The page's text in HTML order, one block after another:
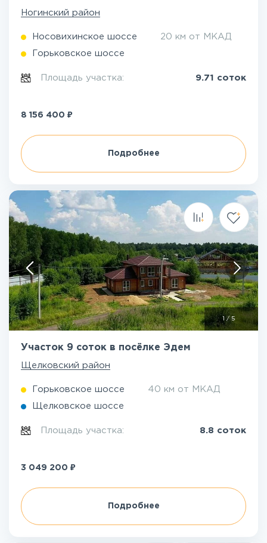
Ногинский район
Носовихинское шоссе 20 км от МКАД
Горьковское шоссе
Площадь участка: 9.71 соток
8 156 400 ₽
Подробнее
1 / 5
Участок 9 соток в посёлке Эдем
Щелковский район
Горьковское шоссе 40 км от МКАД
Щелковское шоссе
Площадь участка: 8.8 соток
3 049 200 ₽
Подробнее